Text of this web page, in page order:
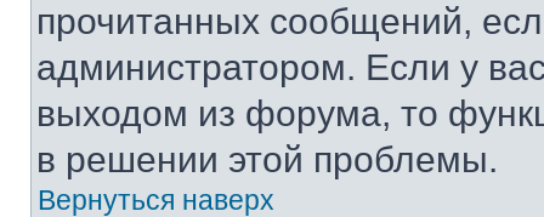
прочитанных сообщений,
администратором. Если у
выходом из форума, то
в решении этой проблемы.
Вернуться наверх